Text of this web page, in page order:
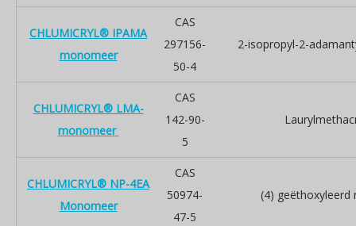
CHLUMICRYL® IPAMA
monomeer
CAS
297156-
50-4
2-isopropyl-2-
CHLUMICRYL® LMA-
monomeer
CAS
142-90-
5
CHLUMICRYL® NP-4EA
Monomeer
CAS
50974-
47-5
(4) geëthoxyleerd